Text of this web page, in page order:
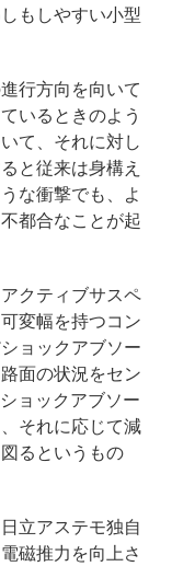
もしやすい小型
行方向を向いて
いるときのよう
て、それに対し
と従来は身構え
な衝撃でも、よ
都合なことが起
クティブサスペ
変幅を持つコン
ョックアブソー
面の状況をセン
ョックアブソー
それに応じて減
るというもの
立アステモ独自
磁推力を向上さ